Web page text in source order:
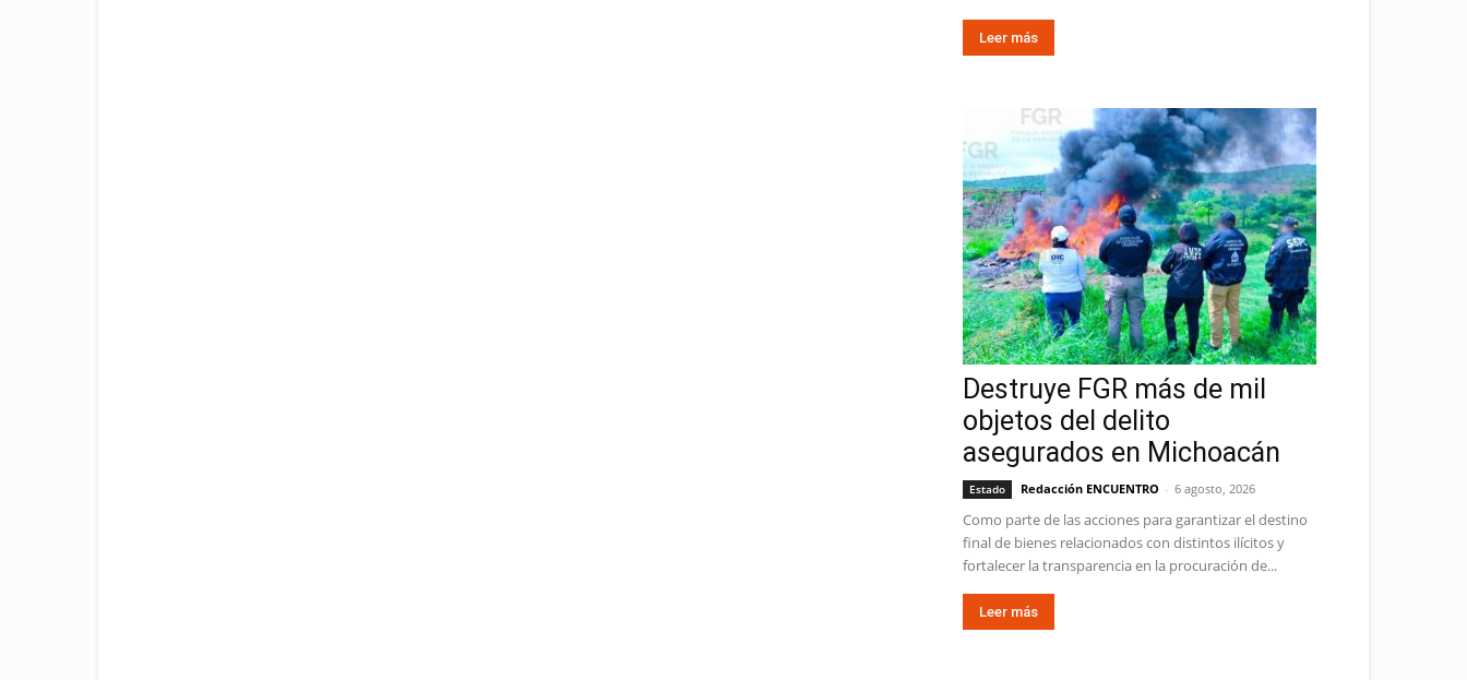
Leer más
Destruye FGR más de mil
objetos del delito
asegurados en Michoacán
Estado Redacción ENCUENTRO - 6 agosto, 2026
Como parte de las acciones para garantizar el destino
final de bienes relacionados con distintos ilícitos y
fortalecer la transparencia en la procuración de...
Leer más